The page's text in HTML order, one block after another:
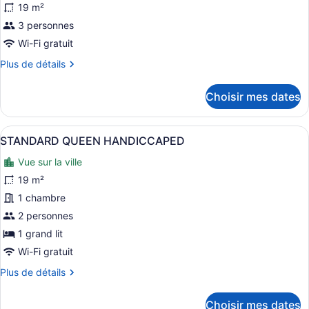
les
photos
pour
ce
type
chambre :
Chambre
19 m²
3 personnes
Wi-Fi gratuit
Plus de détails
Plus
Chambre
Choisir mes dates
Afficher
toutes
les
photos
pour
ce
type
de
chambre :
STANDARD
Une chambre d’hôtel avec un
18
STANDARD QUEEN HANDICCAPED
Vue sur la ville
19 m²
1 chambre
2 personnes
1 grand lit
Wi-Fi gratuit
Plus de détails
Plus
Choisir mes dates